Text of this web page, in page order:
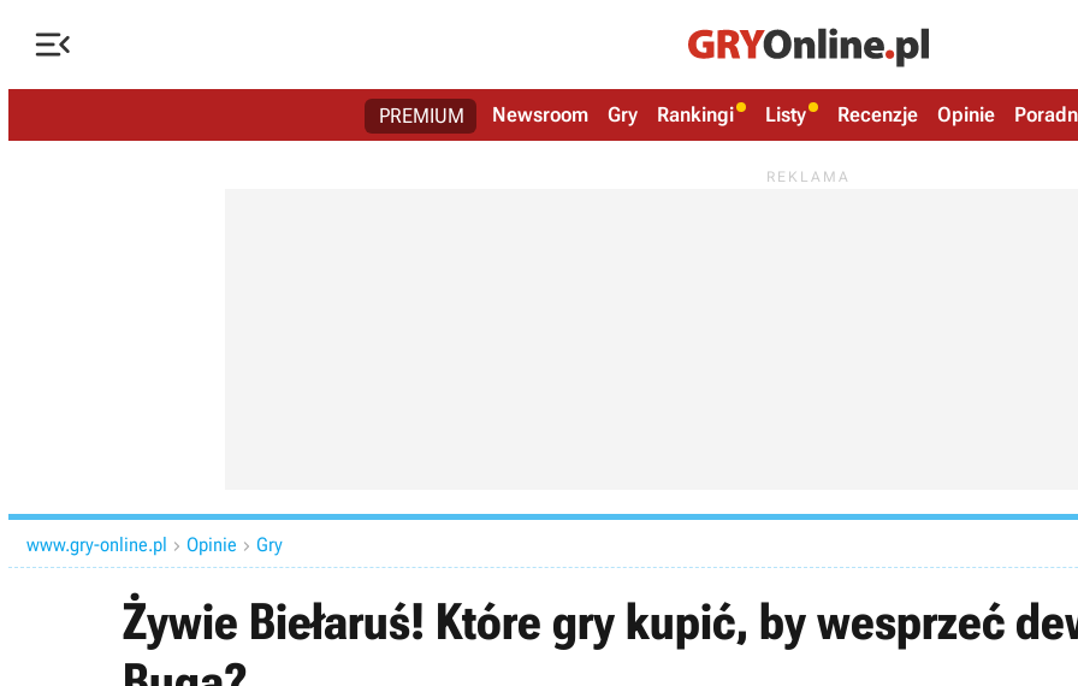

PREMIUM Newsroom Gry Rankingi Listy Recenzje Opinie
www.gry-online.pl  Opinie  Gry
Żywie Biełaruś! Które gry kupić, by wesprzeć